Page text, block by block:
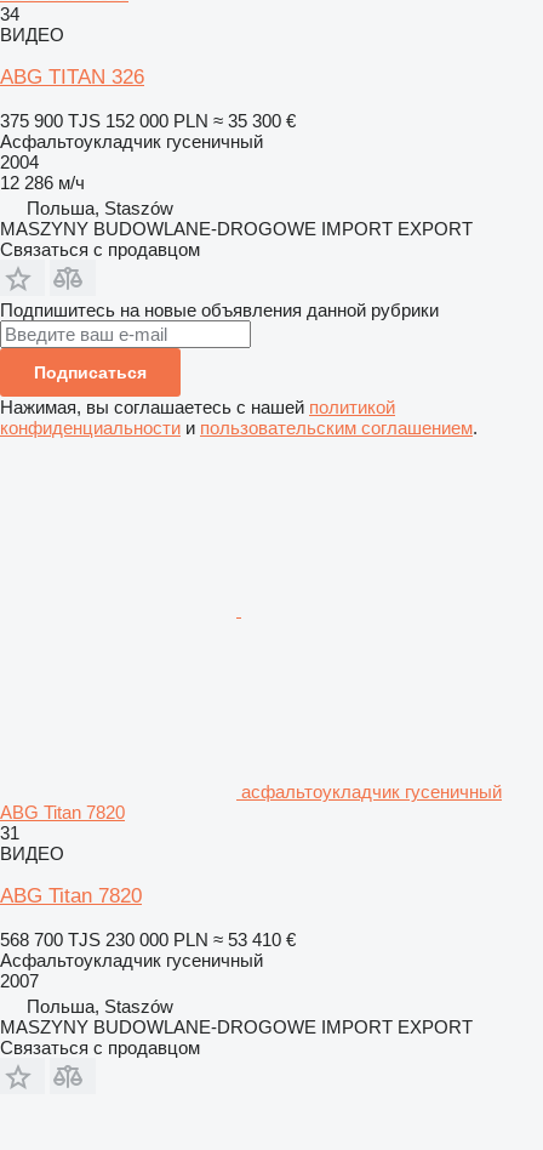
34
ВИДЕО
ABG TITAN 326
375 900 TJS 152 000 PLN ≈ 35 300 €
Асфальтоукладчик гусеничный
2004
12 286 м/ч
Польша, Staszów
MASZYNY BUDOWLANE-DROGOWE IMPORT EXPORT
Связаться с продавцом
Подпишитесь на новые объявления данной рубрики
Подписаться
Нажимая, вы соглашаетесь с нашей политикой
конфиденциальности и пользовательским соглашением.
асфальтоукладчик гусеничный
ABG Titan 7820
31
ВИДЕО
ABG Titan 7820
568 700 TJS 230 000 PLN ≈ 53 410 €
Асфальтоукладчик гусеничный
2007
Польша, Staszów
MASZYNY BUDOWLANE-DROGOWE IMPORT EXPORT
Связаться с продавцом